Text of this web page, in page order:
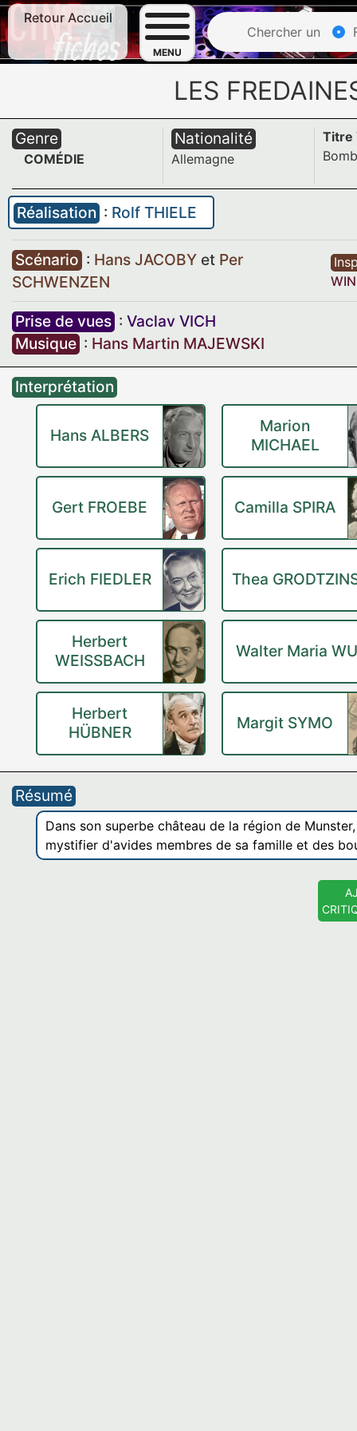
Retour Accueil
MENU
Chercher un
LES
Genre
COMÉDIE
Nationalité
Allemagne
Titre
Réalisation : Rolf THIELE
Scénario : Hans JACOBY et Per
SCHWENZEN
Prise de vues : Vaclav VICH
Musique : Hans Martin MAJEWSKI
Interprétation
Hans ALBERS
Marion
MICHAEL
Gert FROEBE Camilla SPIRA
Erich FIEDLER Thea
Herbert
WEISSBACH
Walter Maria
Herbert
HÜBNER
Margit SYMO
Résumé
Dans son superbe château de la région de
mystifier d'avides membres de sa famille et des